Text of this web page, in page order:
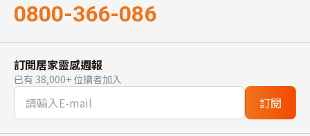
0800-366-086
訂閱居家靈感週報
已有 38,000+ 位讀者加入
訂閱